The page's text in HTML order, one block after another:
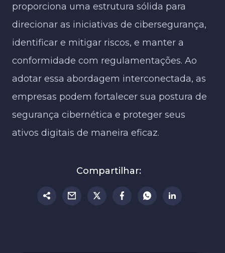
proporciona uma estrutura sólida para
direcionar as iniciativas de cibersegurança,
identificar e mitigar riscos, e manter a
conformidade com regulamentações. Ao
adotar essa abordagem interconectada, as
empresas podem fortalecer sua postura de
segurança cibernética e proteger seus
ativos digitais de maneira eficaz.
Compartilhar: